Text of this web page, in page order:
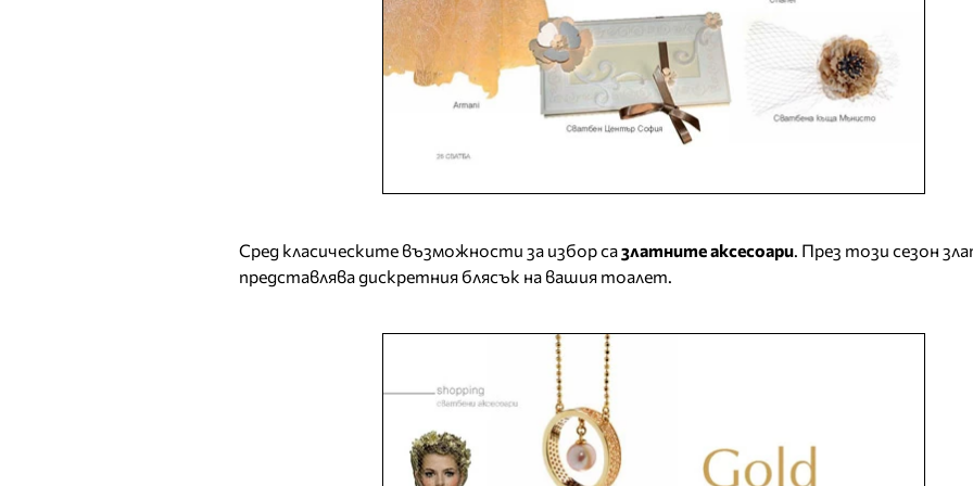
Сред класическите възможности за избор сазлатните аксесоари. През този сезон
представлява дискретния блясък на вашия тоалет.